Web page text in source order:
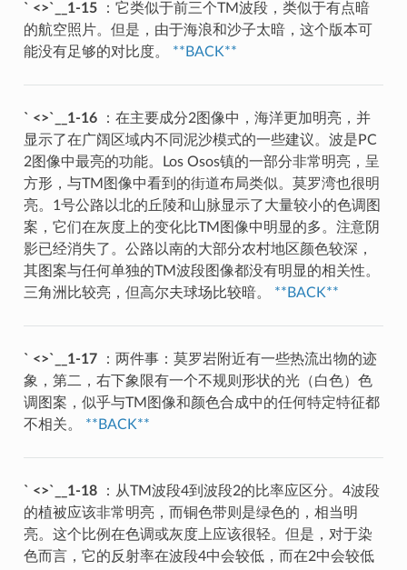
` <>`__1-15：它类似于前三个TM波段，类似于有点暗
的航空照片。但是，由于海浪和沙子太暗，这个版本可
能没有足够的对比度。 **BACK**
` <>`__1-16：在主要成分2图像中，海洋更加明亮，并
显示了在广阔区域内不同泥沙模式的一些建议。波是PC
2图像中最亮的功能。Los Osos镇的一部分非常明亮，呈
方形，与TM图像中看到的街道布局类似。莫罗湾也很明
亮。1号公路以北的丘陵和山脉显示了大量较小的色调图
案，它们在灰度上的变化比TM图像中明显的多。注意阴
影已经消失了。公路以南的大部分农村地区颜色较深，
其图案与任何单独的TM波段图像都没有明显的相关性。
三角洲比较亮，但高尔夫球场比较暗。 **BACK**
` <>`__1-17：两件事：莫罗岩附近有一些热流出物的迹
象，第二，右下象限有一个不规则形状的光（白色）色
调图案，似乎与TM图像和颜色合成中的任何特定特征都
不相关。 **BACK**
` <>`__1-18：从TM波段4到波段2的比率应区分。4波段
的植被应该非常明亮，而铜色带则是绿色的，相当明
亮。这个比例在色调或灰度上应该很轻。但是，对于染
色而言，它的反射率在波段4中会较低，而在2中会较低